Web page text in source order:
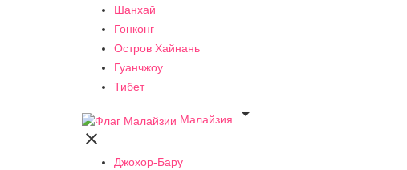
Шанхай
Гонконг
Остров Хайнань
Гуанчжоу
Тибет
Малайзия


Джохор-Бару